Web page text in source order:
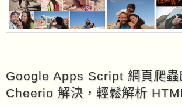
Google Apps Script 網頁爬蟲
Cheerio 解決，輕鬆解析